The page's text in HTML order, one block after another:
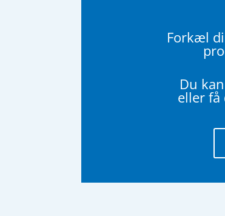
Forkæl
Du
eller få